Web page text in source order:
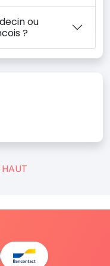
ou
?
HAUT